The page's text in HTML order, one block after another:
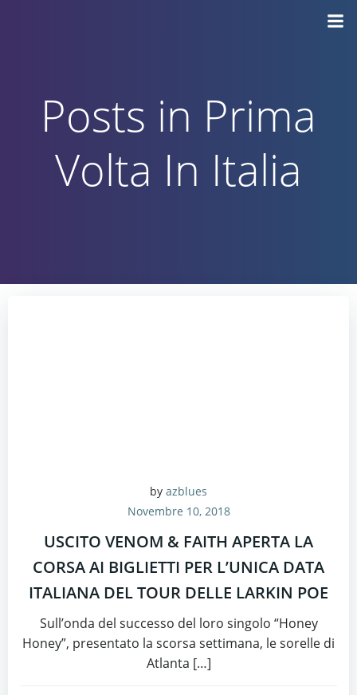
Posts in Prima
Volta In Italia
by azblues
Novembre 10, 2018
USCITO VENOM & FAITH APERTA LA
CORSA AI BIGLIETTI PER L’UNICA DATA
ITALIANA DEL TOUR DELLE LARKIN POE
Sull’onda del successo del loro singolo “Honey
Honey”, presentato la scorsa settimana, le sorelle di
Atlanta […]